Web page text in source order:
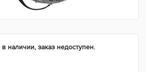
наличии, заказ недоступен.